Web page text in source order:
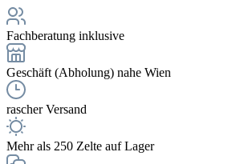
Fachberatung inklusive
Geschäft (Abholung) nahe Wien
rascher Versand
Mehr als 250 Zelte auf Lager